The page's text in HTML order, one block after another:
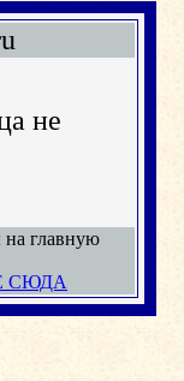
не
на главную
СЮДА